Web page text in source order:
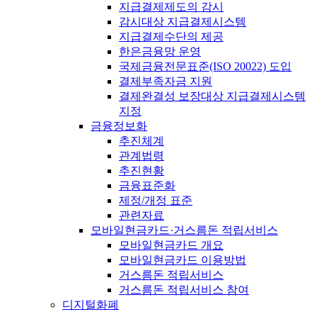
지급결제제도의 감시
감시대상 지급결제시스템
지급결제수단의 제공
한은금융망 운영
국제금융전문표준(ISO 20022) 도입
결제부족자금 지원
결제완결성 보장대상 지급결제시스템
지정
금융정보화
추진체계
관계법령
추진현황
금융표준화
제정/개정 표준
관련자료
모바일현금카드·거스름돈 적립서비스
모바일현금카드 개요
모바일현금카드 이용방법
거스름돈 적립서비스
거스름돈 적립서비스 참여
디지털화폐